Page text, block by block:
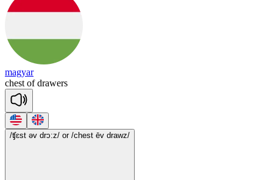
magyar
chest of drawers
/ʧɛst əv drɔ:z/ or /chest ēv drawz/